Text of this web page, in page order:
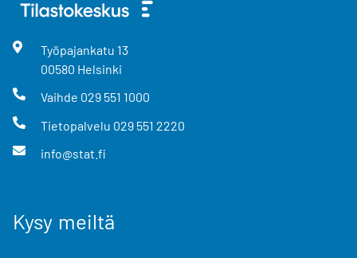
Työpajankatu 13
00580 Helsinki
Vaihde 029 551 1000
Tietopalvelu 029 551 2220
info@stat.fi
Kysy meiltä